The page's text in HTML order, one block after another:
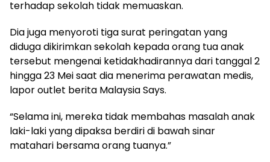
terhadap sekolah tidak memuaskan.
Dia juga menyoroti tiga surat peringatan yang
diduga dikirimkan sekolah kepada orang tua anak
tersebut mengenai ketidakhadirannya dari tanggal 2
hingga 23 Mei saat dia menerima perawatan medis,
lapor outlet berita Malaysia Says.
“Selama ini, mereka tidak membahas masalah anak
laki-laki yang dipaksa berdiri di bawah sinar
matahari bersama orang tuanya.”